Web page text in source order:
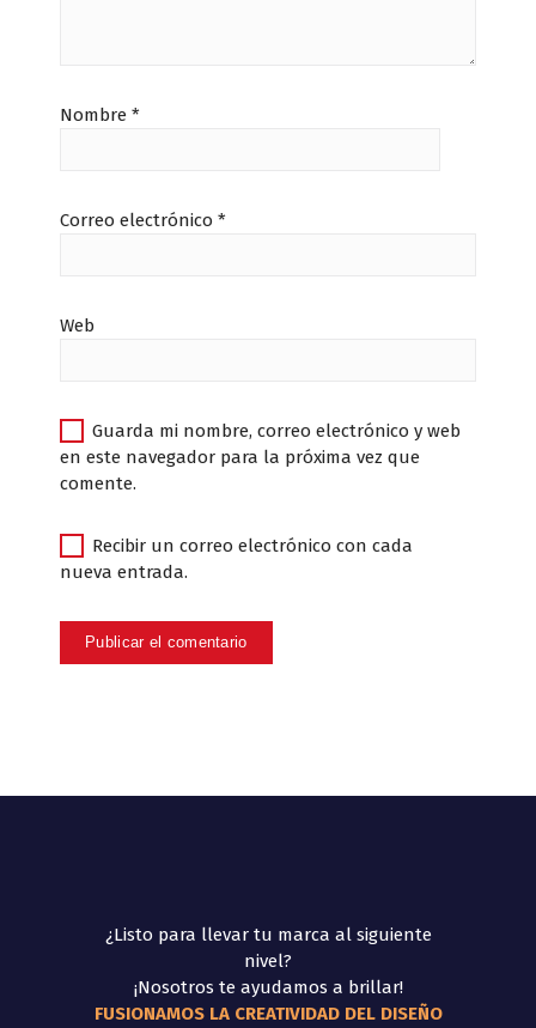
Nombre *
Correo electrónico *
Web
Guarda mi nombre, correo electrónico y web
en este navegador para la próxima vez que
comente.
Recibir un correo electrónico con cada
nueva entrada.
¿Listo para llevar tu marca al siguiente
nivel?
¡Nosotros te ayudamos a brillar!
FUSIONAMOS LA CREATIVIDAD DEL DISEÑO